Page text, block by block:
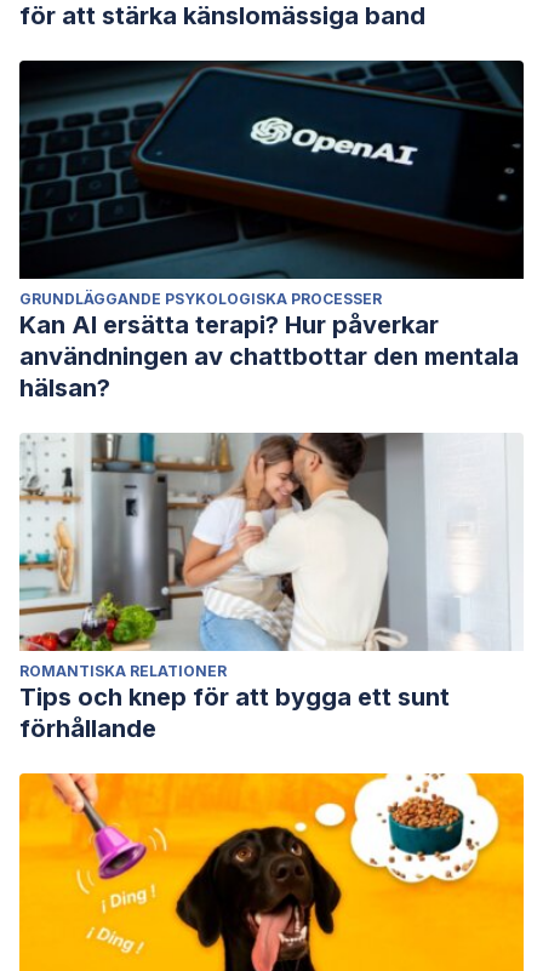
för att stärka känslomässiga band
GRUNDLÄGGANDE PSYKOLOGISKA PROCESSER
Kan AI ersätta terapi? Hur påverkar
användningen av chattbottar den mentala
hälsan?
ROMANTISKA RELATIONER
Tips och knep för att bygga ett sunt
förhållande